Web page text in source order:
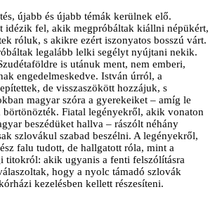
újabb és újabb témák kerülnek elő.
idézik fel, akik megpróbáltak kiállni népükért,
róluk, s akikre ezért iszonyatos bosszú várt.
legalább lelki segélyt nyújtani nekik.
is utánuk ment, nem emberi,
engedelmeskedve. István úrról, a
de visszaszökött hozzájuk, s
magyar szóra a gyerekeiket – amíg le
börtönözték. Fiatal legényekről, akik vonaton
beszédüket hallva – rászólt néhány
szlovákul szabad beszélni. A legényekről,
falu tudott, de hallgatott róla, mint a
titokról: akik ugyanis a fenti felszólításra
hogy a nyolc támadó szlovák
kezelésben kellett részesíteni.